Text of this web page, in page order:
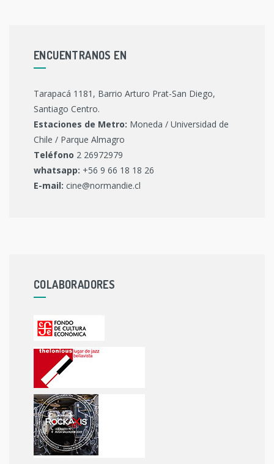
ENCUENTRANOS EN
Tarapacá 1181, Barrio Arturo Prat-San Diego,
Santiago Centro.
Estaciones de Metro: Moneda / Universidad de
Chile / Parque Almagro
Teléfono 2 26972979
whatsapp: +56 9 66 18 18 26
E-mail: cine@normandie.cl
COLABORADORES